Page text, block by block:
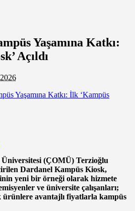
Yaşamına Katkı:
Açıldı
(ÇOMÜ) Terzioğlu
Dardanel Kampüs Kiosk,
yeni bir örneği olarak hizmete
ve üniversite çalışanları;
ürünlere avantajlı fiyatlarla kampüs